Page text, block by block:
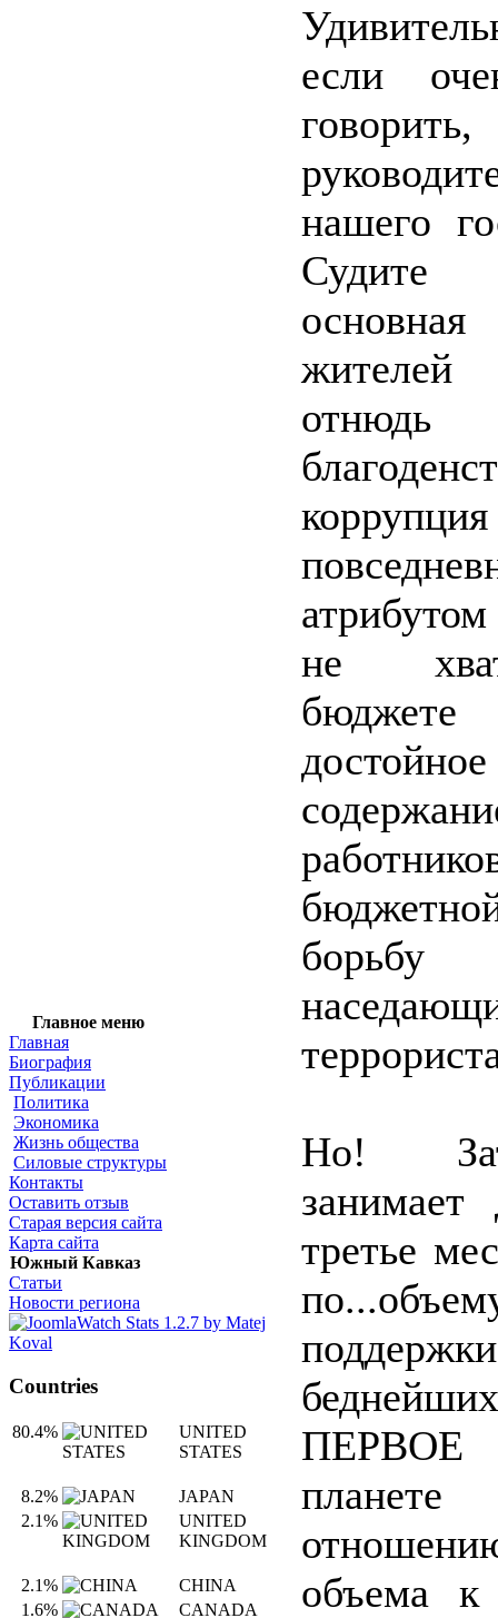
Главное меню
Главная
Биография
Публикации
Политика
Экономика
Жизнь общества
Силовые структуры
Контакты
Оставить отзыв
Старая версия сайта
Карта сайта
Южный Кавказ
Статьи
Новости региона
Countries
80.4%
UNITED
STATES
8.2%
JAPAN
2.1%
UNITED
KINGDOM
2.1%
CHINA
1.6%
CANADA
если
нашего
не
бюджете
достойное
Но!
занимает
третье
поддержки
ПЕРВОЕ
объема